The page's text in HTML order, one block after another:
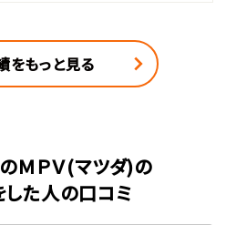
をもっと見る
ＭＰＶ(マツダ)の
た人の口コミ